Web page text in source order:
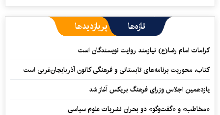
تازه‌ها پربازدیدها
کرامات امام رضا(ع) نیازمند روایت نویسندگان است
کتاب، محوریت برنامه‌های تابستانی و فرهنگی کانون آذربایجان‌غربی است
یازدهمین اجلاس وزرای فرهنگ بریکس آغاز شد
«مخاطب» و «گفت‌وگو» دو بحران نشریات علوم سیاسی